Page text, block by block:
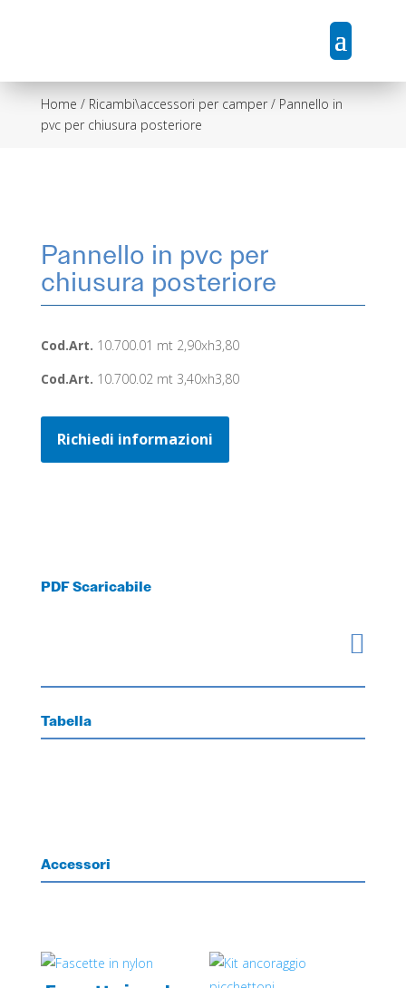
Home / Ricambi\accessori per camper/ Pannello in
pvc per chiusura posteriore
Pannello in pvc per
chiusura posteriore
Cod.Art. 10.700.01 mt 2,90xh3,80
Cod.Art. 10.700.02 mt 3,40xh3,80
Richiedi informazioni
PDF Scaricabile

Tabella
Accessori